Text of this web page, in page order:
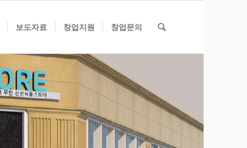
보도자료 창업지원 창업문의